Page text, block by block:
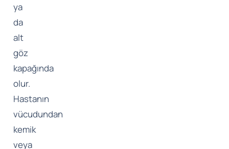
ya
da
alt
göz
kapağında
olur.
Hastanın
vücudundan
kemik
veya